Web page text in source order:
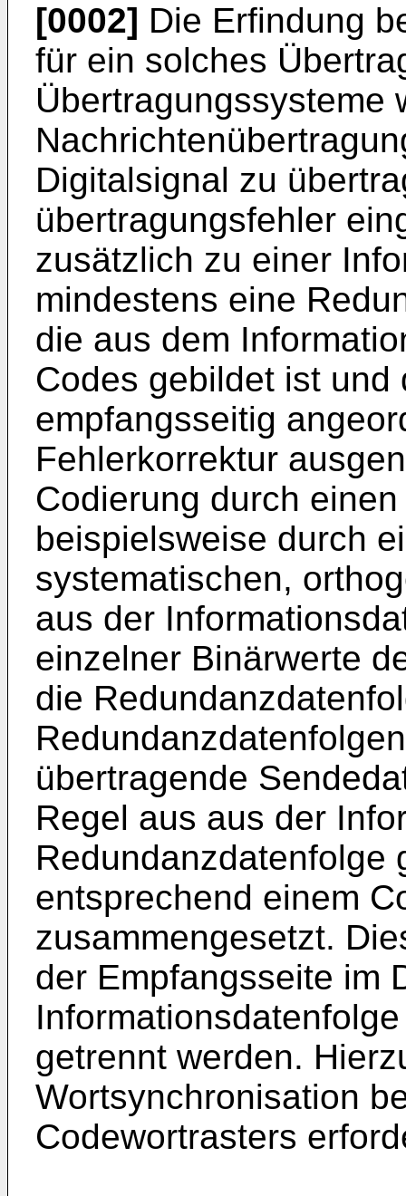
[0002] Die Erfindung
für ein solches
Übertragungssysteme
Digitalsignal zu
übertragungsfehler
zusätzlich zu einer
mindestens eine
die aus dem
Codes gebildet ist und
empfangsseitig
Fehlerkorrektur
Codierung durch
beispielsweise durch
systematischen,
aus der
einzelner Binärwerte
die
übertragende
Regel aus aus der
Redundanzdatenfolge
entsprechend einem
zusammengesetzt.
der Empfangsseite im
getrennt werden.
Wortsynchronisation
Codewortrasters